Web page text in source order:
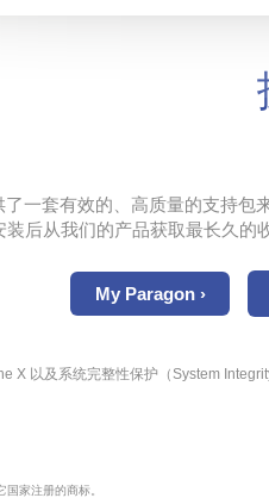
了一套有效的、高质量的支持
装后从我们的产品获取最长久的
My Paragon ›
X 以及系统完整性保护（System
家注册的商标。